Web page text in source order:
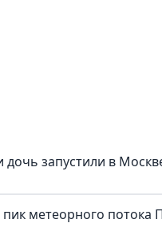
запустили в
метеорного потока